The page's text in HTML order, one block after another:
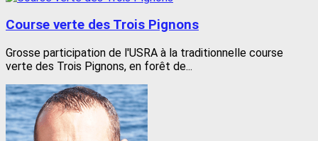
Course verte des Trois Pignons
Grosse participation de l'USRA à la traditionnelle course
verte des Trois Pignons, en forêt de...